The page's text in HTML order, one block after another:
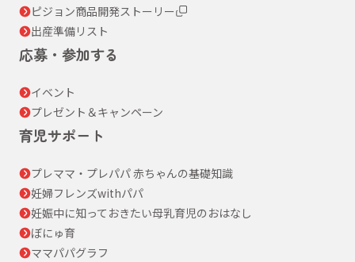
ピジョン商品開発ストーリー
出産準備リスト
応募・参加する
イベント
プレゼント＆キャンペーン
育児サポート
プレママ・プレパパ 赤ちゃんの基礎知識
妊婦フレンズwithパパ
妊娠中に知っておきたい母乳育児のおはなし
ぼにゅ育
ママパパグラフ